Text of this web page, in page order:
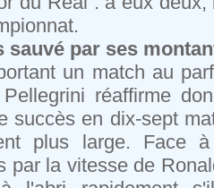
sauvé par ses
un match au
Pellegrini réaffirme
succès en dix-sept
plus large. Face
par la vitesse de